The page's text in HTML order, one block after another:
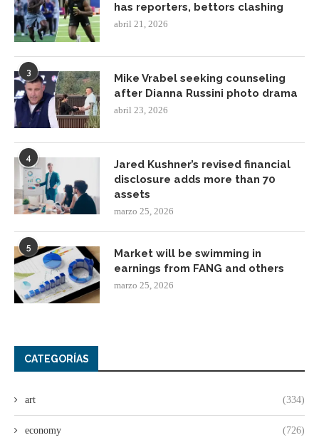
has reporters, bettors clashing
abril 21, 2026
3
Mike Vrabel seeking counseling
after Dianna Russini photo drama
abril 23, 2026
4
Jared Kushner’s revised financial
disclosure adds more than 70
assets
marzo 25, 2026
5
Market will be swimming in
earnings from FANG and others
marzo 25, 2026
CATEGORÍAS
art (334)
economy (726)